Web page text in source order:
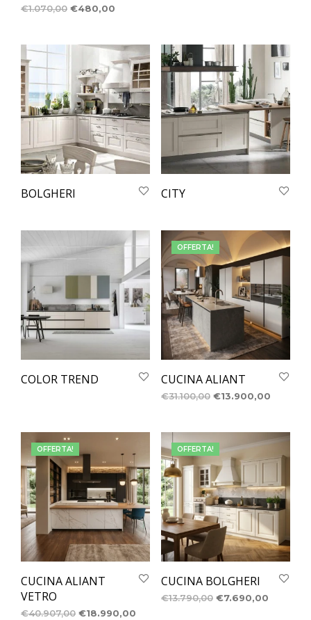
€1.070,00 €480,00
BOLGHERI CITY
COLOR TREND
OFFERTA!
CUCINA ALIANT
€31.100,00 €13.900,00
OFFERTA!
CUCINA ALIANT
VETRO
€40.907,00 €18.990,00
OFFERTA!
CUCINA BOLGHERI
€13.790,00 €7.690,00